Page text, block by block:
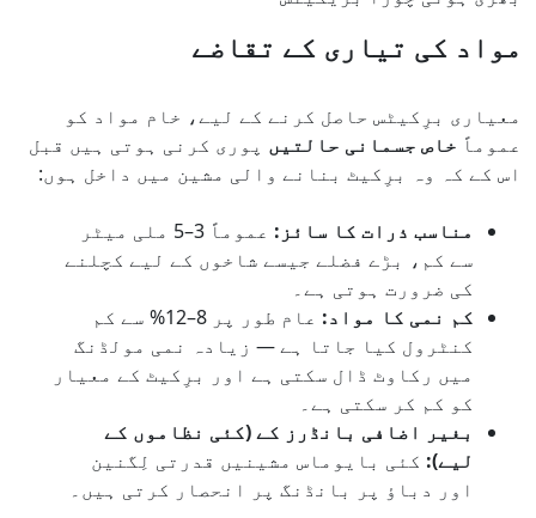
مواد کی تیاری کے تقاضے
معیاری برِکیٹس حاصل کرنے کے لیے، خام مواد کو
عموماً خاص جسمانی حالتیں پوری کرنی ہوتی ہیں قبل
اس کے کہ وہ برِکیٹ بنانے والی مشین میں داخل ہوں:
مناسب ذرات کا سائز:
عموماً 3–5 ملی میٹر
سے کم، بڑے فضلے جیسے شاخوں کے لیے کچلنے
کی ضرورت ہوتی ہے۔
کم نمی کا مواد:
عام طور پر 8–12% سے کم
کنٹرول کیا جاتا ہے — زیادہ نمی مولڈنگ
میں رکاوٹ ڈال سکتی ہے اور برِکیٹ کے معیار
کو کم کر سکتی ہے۔
بغیر اضافی بانڈرز کے (کئی نظاموں کے
لیے): کئی بایوماس مشینیں قدرتی لِگنین
اور دباؤ پر بانڈنگ پر انحصار کرتی ہیں۔